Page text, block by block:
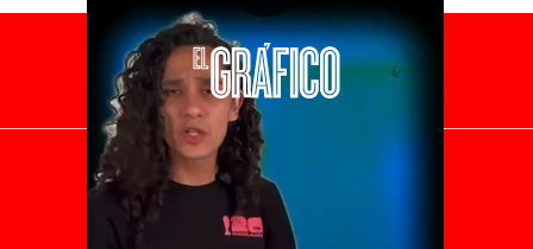
El Universal
Vive USA